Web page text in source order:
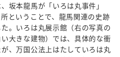
坂本龍馬が「いろは丸事件」
ということで、龍馬関連の史跡
。いろは丸展示館（右の写真の
大きな建物）では、具体的な衝
、万国公法上はたしていろは丸